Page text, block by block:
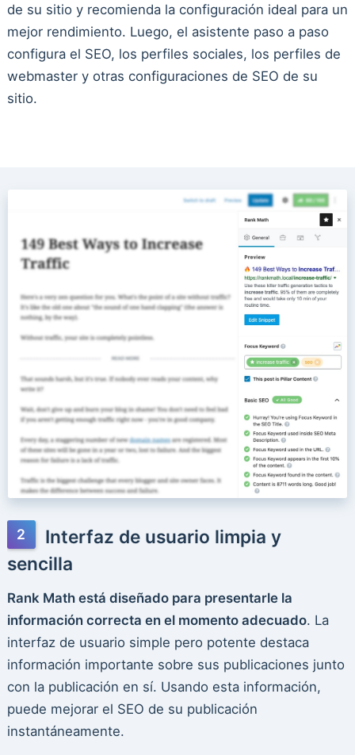
de su sitio y recomienda la configuración ideal para un
mejor rendimiento. Luego, el asistente paso a paso
configura el SEO, los perfiles sociales, los perfiles de
webmaster y otras configuraciones de SEO de su
sitio.
Interfaz de usuario limpia y
sencilla
Rank Math está diseñado para presentarle la
información correcta en el momento adecuado. La
interfaz de usuario simple pero potente destaca
información importante sobre sus publicaciones junto
con la publicación en sí. Usando esta información,
puede mejorar el SEO de su publicación
instantáneamente.